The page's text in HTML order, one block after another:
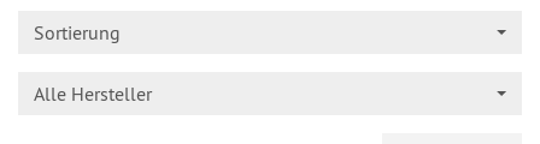
Sortierung
Alle Hersteller